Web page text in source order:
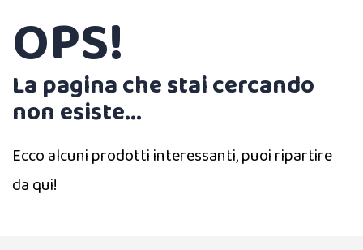
OPS!
La pagina che stai cercando
non esiste...
Ecco alcuni prodotti interessanti, puoi ripartire
da qui!